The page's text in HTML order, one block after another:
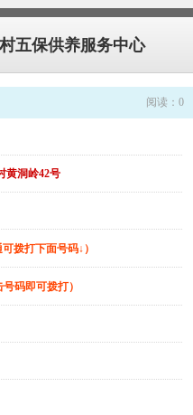
五保供养服务中心
阅读： 0
黄洞岭42号
可拨打下面号码↓）
号码即可拨打）